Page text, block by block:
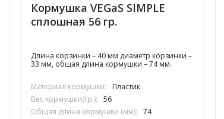
Кормушка VEGaS SIMPLE
сплошная 56 гр.
Длина корзинки – 40 мм диаметр корзинки –
33 мм, общая длина кормушки – 74 мм.
Материал кормушки:
Пластик
Вес кормушки(гр.):
56
Общая длина кормушки (мм):
74